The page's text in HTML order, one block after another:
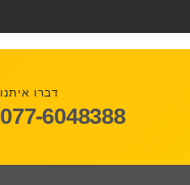
דברו איתנו
077-6048388